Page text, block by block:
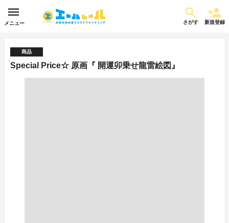
メニュー さがす 新規登録
商品
Special Price☆ 原画『 開運卯乗せ龍雷絵図』